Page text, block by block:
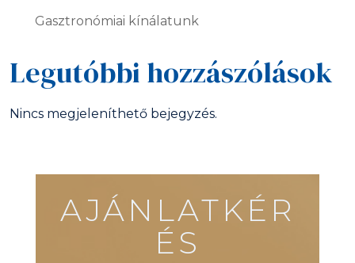
Gasztronómiai kínálatunk
Legutóbbi hozzászólások
Nincs megjeleníthető bejegyzés.
AJÁNLATKÉR
ÉS